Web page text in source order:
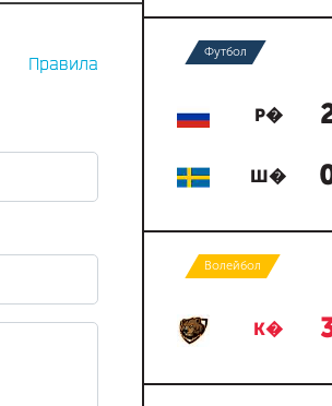
Правила
Футбол
Р�
Ш�
Волейбол
К�